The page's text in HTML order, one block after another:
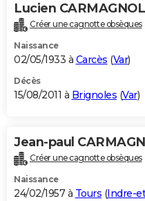
Lucien
Créer une cagnotte obsèques
Naissance
02/05/1933 à Carcès (Var)
Décès
15/08/2011 à Brignoles (Var)
Jean-paul
Créer une cagnotte obsèques
Naissance
24/02/1957 à Tours (Indre-